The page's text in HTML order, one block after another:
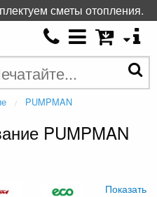
PUMPMAN
PUMPMAN
Показать
сметы отопления.